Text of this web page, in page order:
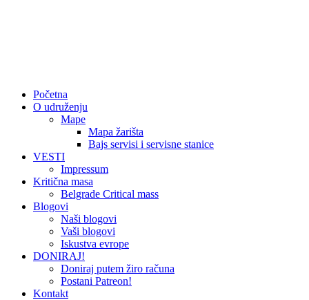
Početna
O udruženju
Mape
Mapa žarišta
Bajs servisi i servisne stanice
VESTI
Impressum
Kritična masa
Belgrade Critical mass
Blogovi
Naši blogovi
Vaši blogovi
Iskustva evrope
DONIRAJ!
Doniraj putem žiro računa
Postani Patreon!
Kontakt